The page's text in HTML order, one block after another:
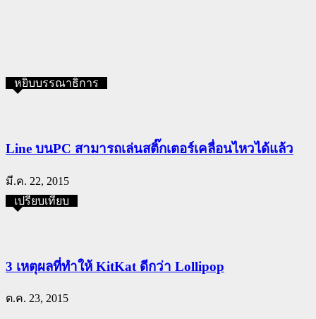
หยิบบรรณาธิการ
Line บนPC สามารถเล่นสติ๊กเตอร์เคลื่อนไหวได้แล้ว
มี.ค. 22, 2015
เปรียบเทียบ
3 เหตุผลที่ทำให้ KitKat ดีกว่า Lollipop
ต.ค. 23, 2015